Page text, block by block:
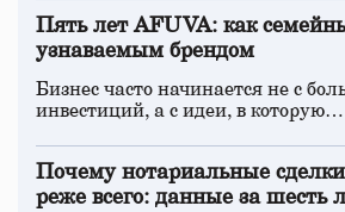
Пять лет AFUVA: как
узнаваемым брендом
Бизнес часто начинается не с
инвестиций, а с идеи, в которую…
Почему нотариальные
реже всего: данные за шесть